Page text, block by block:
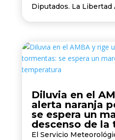
Diputados. La Libertad
Diluvia en el
alerta naranja
se espera un
descenso de la
El Servicio